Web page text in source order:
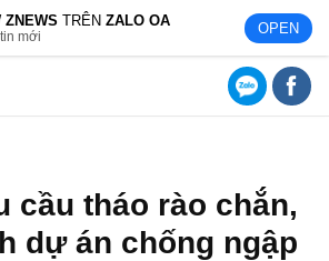
ZNEWS TRÊNZALO OA
mới OPEN
cầu tháo rào chắn,
dự án chống ngập